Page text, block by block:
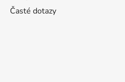
Časté dotazy